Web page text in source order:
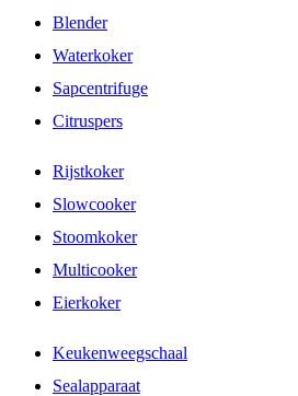
Blender
Waterkoker
Sapcentrifuge
Citruspers
Rijstkoker
Slowcooker
Stoomkoker
Multicooker
Eierkoker
Keukenweegschaal
Sealapparaat